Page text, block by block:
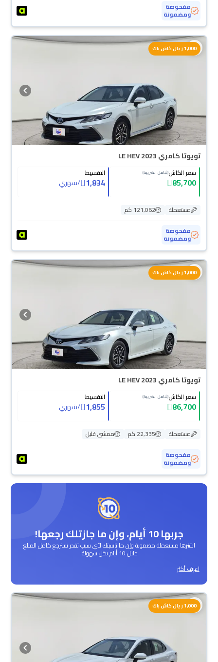
مفحوصة
ومضمونة
1,000 ريال كاش باك
تويوتا كامري LE HEV 2023
سعر الكاش(شامل الضريبة)
85,700
التقسيط
1,834
/شهري
مستعملة
121,062 كم
مفحوصة
ومضمونة
1,000 ريال كاش باك
تويوتا كامري LE HEV 2023
سعر الكاش(شامل الضريبة)
86,700
التقسيط
1,855
/شهري
مستعملة 22,335 كم
ممشى قليل
مفحوصة
ومضمونة
جربها 10 أيام، وإن ما جازتلك رجعها!
اشترها مستعملة مضمونة وإن ما ناسبتك لأي سبب تقدر تسترجع كامل المبلغ
خلال 10 أيام بكل سهولة!
اعرف أكثر
1,000 ريال كاش باك